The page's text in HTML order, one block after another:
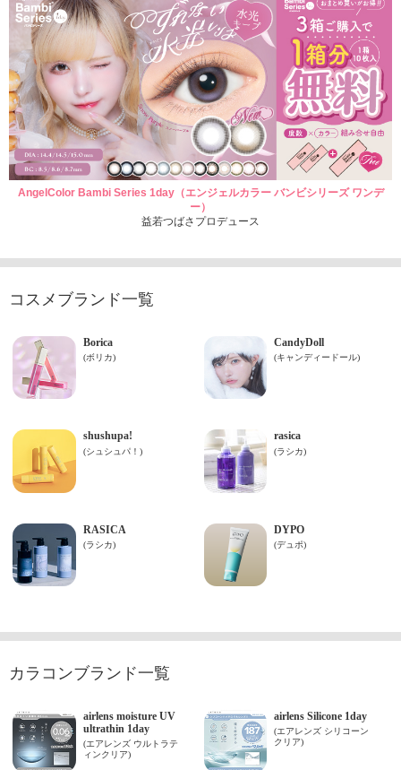
AngelColor Bambi Series 1day（エンジェルカラー バンビシリーズ ワンデ
ー）
益若つばさプロデュース
コスメブランド一覧
カラコンブランド一覧